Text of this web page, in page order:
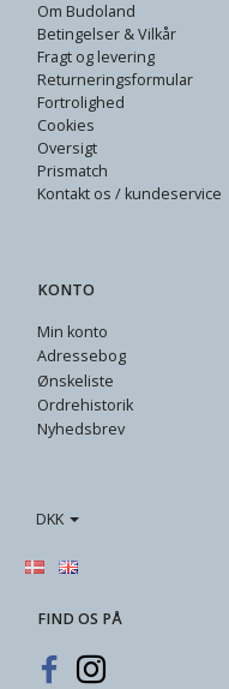
Om Budoland
Betingelser & Vilkår
Fragt og levering
Returneringsformular
Fortrolighed
Cookies
Oversigt
Prismatch
Kontakt os / kundeservice
KONTO
Min konto
Adressebog
Ønskeliste
Ordrehistorik
Nyhedsbrev
DKK
FIND OS PÅ